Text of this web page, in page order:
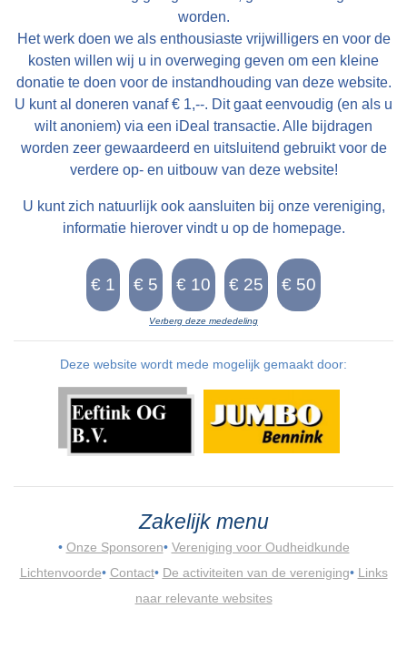
worden.
Het werk doen we als enthousiaste vrijwilligers en voor de
kosten willen wij u in overweging geven om een kleine
donatie te doen voor de instandhouding van deze website.
U kunt al doneren vanaf € 1,--. Dit gaat eenvoudig (en als u
wilt anoniem) via een iDeal transactie. Alle bijdragen
worden zeer gewaardeerd en uitsluitend gebruikt voor de
verdere op- en uitbouw van deze website!
U kunt zich natuurlijk ook aansluiten bij onze vereniging,
informatie hierover vindt u op de homepage.
Verberg deze mededeling
Deze website wordt mede mogelijk gemaakt door:
Zakelijk menu
• Onze Sponsoren• Vereniging voor Oudheidkunde
Lichtenvoorde• Contact• De activiteiten van de vereniging• Links
naar relevante websites